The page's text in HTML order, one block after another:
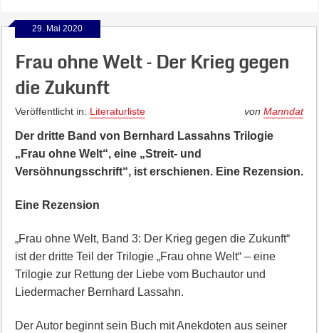
29. Mai 2020
Frau ohne Welt – Der Krieg gegen
die Zukunft
Veröffentlicht in: Literaturliste vonManndat
Der dritte Band von Bernhard Lassahns Trilogie
„Frau ohne Welt“, eine „Streit- und
Versöhnungsschrift“, ist erschienen. Eine Rezension.
Eine Rezension
„Frau ohne Welt, Band 3: Der Krieg gegen die Zukunft“
ist der dritte Teil der Trilogie „Frau ohne Welt“ – eine
Trilogie zur Rettung der Liebe vom Buchautor und
Liedermacher Bernhard Lassahn.
Der Autor beginnt sein Buch mit Anekdoten aus seiner